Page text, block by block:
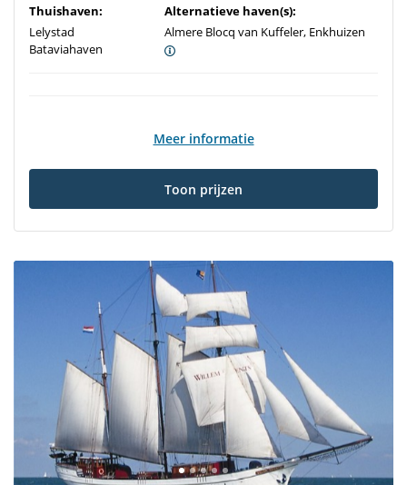
Thuishaven:
Lelystad
Bataviahaven
Alternatieve haven(s):
Almere Blocq van Kuffeler, Enkhuizen
Meer informatie
Toon prijzen